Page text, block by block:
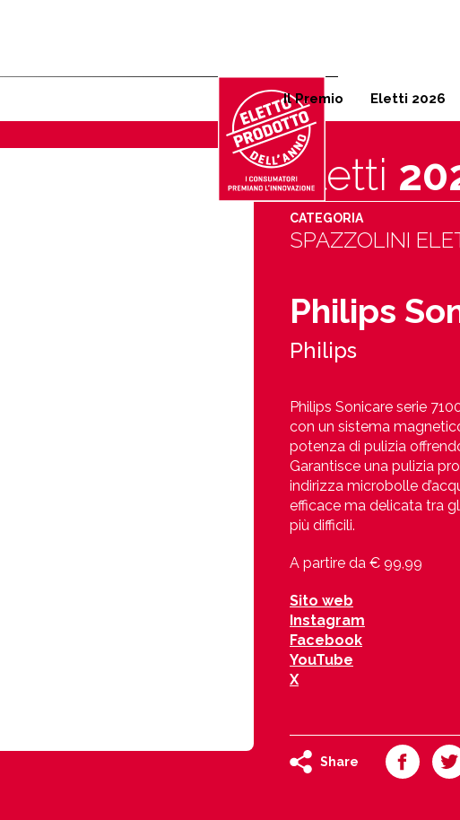
Corso Garibaldi 125, 20121 Milano
Il Premio Eletti 2026
Eletti
CATEGORIA
SPAZZOLINI
Philips
Philips
Philips Sonicare serie
con un sistema
potenza di pulizia
Garantisce una pulizia
indirizza microbolle
efficace ma delicata tra
più difficili.
A partire da € 99,99
Sito web
Instagram
Facebook
YouTube
X
Share